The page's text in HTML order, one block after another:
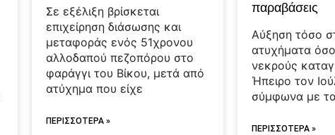
Σε εξέλιξη βρίσκεται
επιχείρηση διάσωσης και
μεταφοράς ενός 51χρονου
αλλοδαπού πεζοπόρου στο
φαράγγι του Βίκου, μετά από
ατύχημα που είχε
ΠΕΡΙΣΣΟΤΕΡΑ »
παραβάσεις
Αύξηση τόσο
ατυχήματα
νεκρούς
Ήπειρο τον
σύμφωνα με τα
ΠΕΡΙΣΣΟΤΕΡΑ »